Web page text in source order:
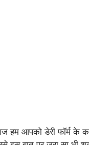
हम आपको डेरी फॉर्म के